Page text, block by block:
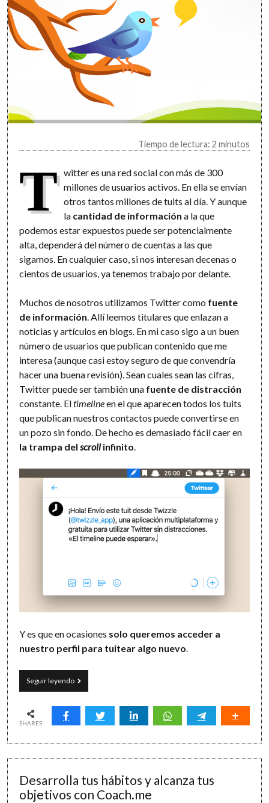
Tiempo de lectura: 2 minutos
T witter es una red social con más de 300
millones de usuarios activos. En ella se envían
otros tantos millones de tuits al día. Y aunque
la cantidad de información a la que
podemos estar expuestos puede ser potencialmente
alta, dependerá del número de cuentas a las que
sigamos. En cualquier caso, si nos interesan decenas o
cientos de usuarios, ya tenemos trabajo por delante.
Muchos de nosotros utilizamos Twitter como fuente
de información. Allí leemos titulares que enlazan a
noticias y artículos en blogs. En mi caso sigo a un buen
número de usuarios que publican contenido que me
interesa (aunque casi estoy seguro de que convendría
hacer una buena revisión). Sean cuales sean las cifras,
Twitter puede ser también una fuente de distracción
constante. Eltimelineen el que aparecen todos los tuits
que publican nuestros contactos puede convertirse en
un pozo sin fondo. De hecho es demasiado fácil caer en
la trampa delscrollinfinito.
Y es que en ocasiones solo queremos acceder a
nuestro perfil para tuitear algo nuevo.
Seguir leyendoTwizzle:
tuitea
procrastinar
SHARES
Desarrolla tus hábitos y alcanza tus
objetivos con Coach.me